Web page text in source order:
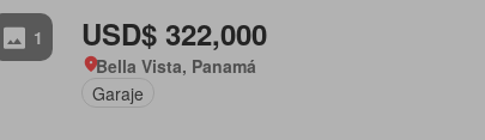
1 USD$ 322,000
Bella Vista, Panamá
Garaje